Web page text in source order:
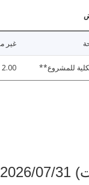
غير
للمشروع** 2.00